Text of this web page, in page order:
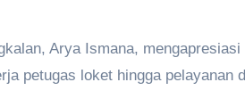
Arya Ismana,
petugas loket hingga pelayanan